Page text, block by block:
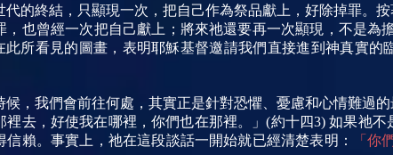
代的終結，只顯現一次，把自己作為祭品獻上，好除掉罪。
，也曾經一次把自己獻上；將來祂還要再一次顯現，不是
此所看見的圖畫，表明耶穌基督邀請我們直接進到神真實
候，我們會前往何處，其實正是針對恐懼、憂慮和心情難過
裡去，好使我在哪裡，你們也在那裡。」(約十四3) 如果祂
信賴。事實上，祂在這段談話一開始就已經清楚表明：
「你